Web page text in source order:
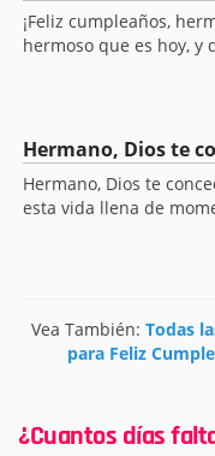
¡Feliz cumpleaños,
hermoso que es hoy, y
Hermano, Dios te
Hermano, Dios te
esta vida llena de
Vea También: Todas
para Feliz
¿Cuantos días